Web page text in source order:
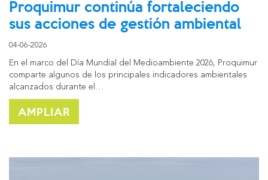
Proquimur continúa fortaleciendo
sus acciones de gestión ambiental
04-06-2026
En el marco del Día Mundial del Medioambiente 2026, Proquimur
comparte algunos de los principales indicadores ambientales
alcanzados durante el…
AMPLIAR